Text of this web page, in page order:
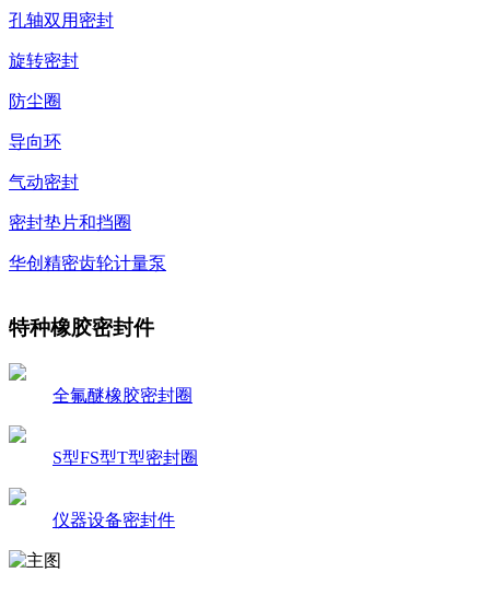
孔轴双用密封
旋转密封
防尘圈
导向环
气动密封
密封垫片和挡圈
华创精密齿轮计量泵
特种橡胶密封件
全氟醚橡胶密封圈
S型FS型T型密封圈
仪器设备密封件